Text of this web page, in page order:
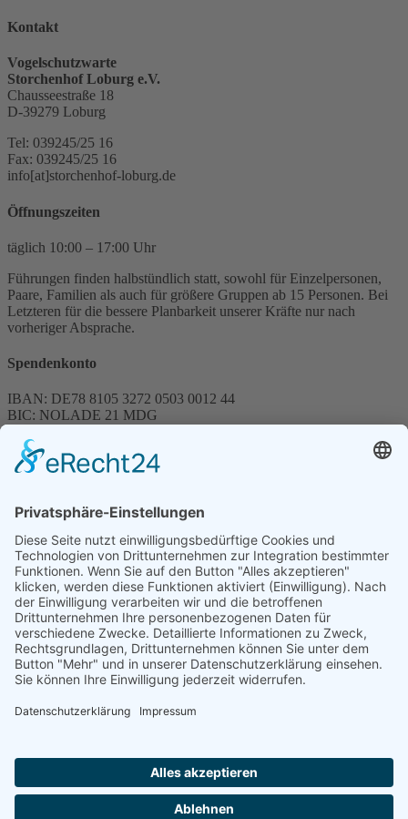
Kontakt
Vogelschutzwarte
Storchenhof Loburg e.V.
Chausseestraße 18
D-39279 Loburg
Tel: 039245/25 16
Fax: 039245/25 16
info[at]storchenhof-loburg.de
Öffnungszeiten
täglich 10:00 – 17:00 Uhr
Führungen finden halbstündlich statt, sowohl für Einzelpersonen,
Paare, Familien als auch für größere Gruppen ab 15 Personen. Bei
Letzteren für die bessere Planbarkeit unserer Kräfte nur nach
vorheriger Absprache.
Spendenkonto
IBAN: DE78 8105 3272 0503 0012 44
BIC: NOLADE 21 MDG
Spenden können steuerlich abgesetzt werden
Förderung
© 1987 – 2025
Storchenhof Loburg e.V.
Alle Rechte vorbehalten.
Cookie-Einstellungen
Navigation überspringen
Impressum
Haftungsausschluss
Facebook